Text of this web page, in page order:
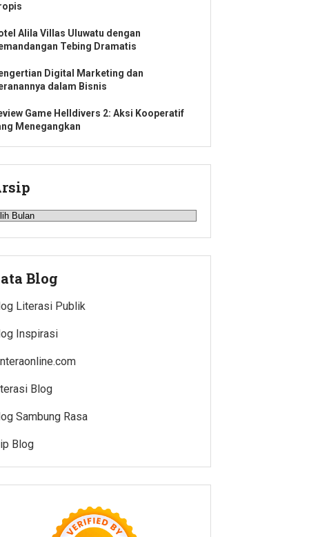
Alila Villas Uluwatu dengan
Tebing Dramatis
Digital Marketing dan
dalam Bisnis
Game Helldivers 2: Aksi Kooperatif
Menegangkan
Blog
Literasi Publik
Inspirasi
Blog
Sambung Rasa
Blog